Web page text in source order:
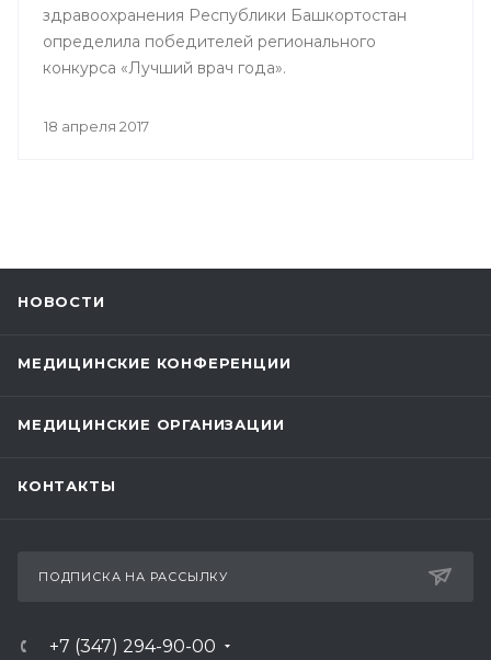
здравоохранения Республики Башкортостан
определила победителей регионального
конкурса «Лучший врач года».
18 апреля 2017
НОВОСТИ
МЕДИЦИНСКИЕ КОНФЕРЕНЦИИ
МЕДИЦИНСКИЕ ОРГАНИЗАЦИИ
КОНТАКТЫ
ПОДПИСКА НА РАССЫЛКУ
+7 (347) 294-90-00